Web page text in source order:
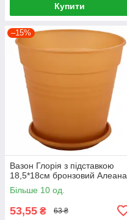
Купити
–15%
Вазон Глорія з підставкою
18,5*18см бронзовий Алеана
Більше 10 од.
53,55 ₴ 63 ₴